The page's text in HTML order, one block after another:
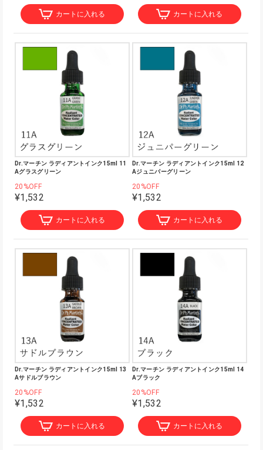
カートに入れる カートに入れる
Dr.マーチン ラディアントインク15ml 11
Aグラスグリーン
20%OFF
¥1,532
カートに入れる
Dr.マーチン ラディアントインク15ml 12
Aジュニパーグリーン
20%OFF
¥1,532
カートに入れる
Dr.マーチン ラディアントインク15ml 13
Aサドルブラウン
20%OFF
¥1,532
カートに入れる
Dr.マーチン ラディアントインク15ml 14
Aブラック
20%OFF
¥1,532
カートに入れる